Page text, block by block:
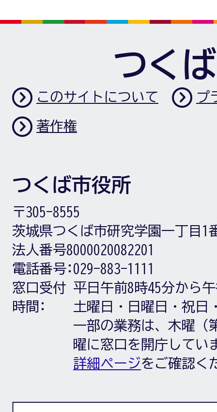
つく
このサイトについて プ
著作権
つくば市役所
〒305-8555
茨城県つくば市研究学園一丁目1
法人番号8000020082201
電話番号: 029-883-1111
窓口受付
時間:
平日午前8時45分から
土曜日・日曜日・祝日
一部の業務は、木曜（
曜に窓口を開庁してい
詳細ページをご確認く